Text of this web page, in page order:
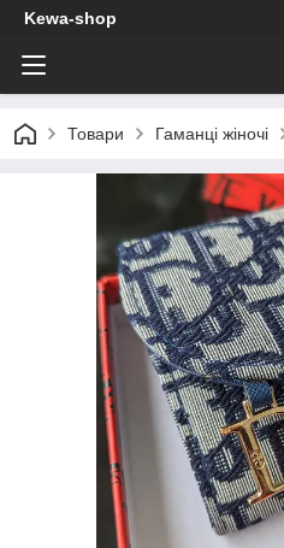
Kewa-shop
Товари Гаманці жіночі